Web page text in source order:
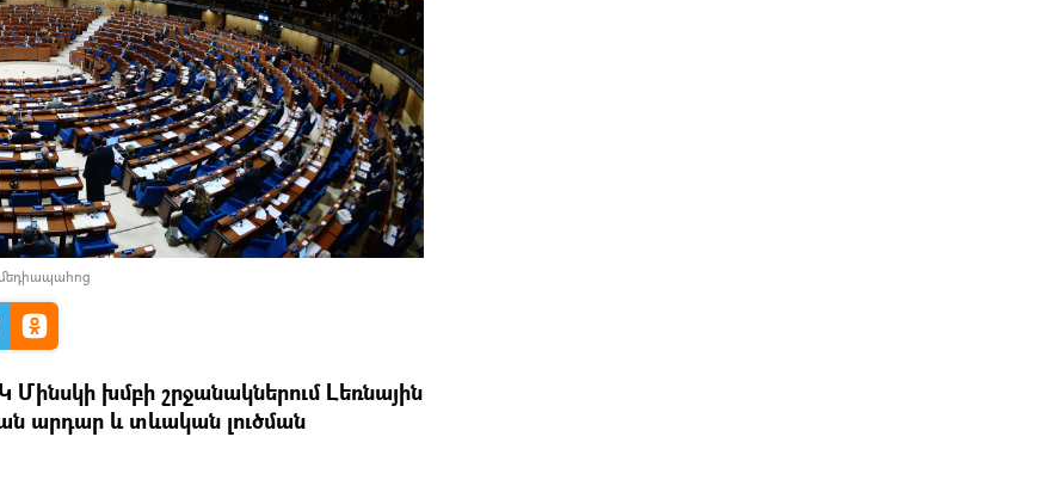
խմբի շրջանակներում Լեռնային
արդար և տևական լուծման